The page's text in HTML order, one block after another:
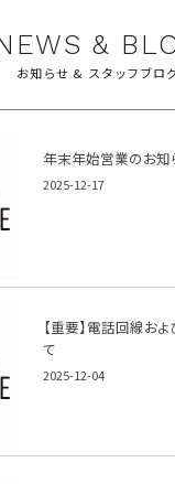
&
お知らせ & スタッフブロ
年末年始営業のお知
2025-12-17
【重要】電話回線お
て
2025-12-04